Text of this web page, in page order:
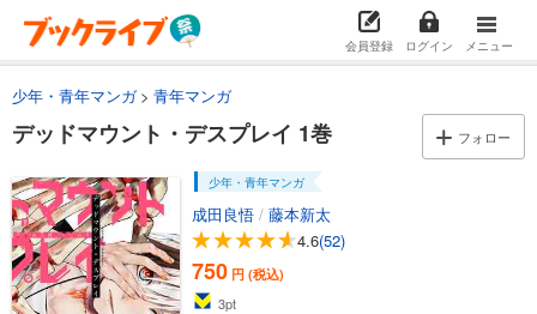
会員登録 ログイン メニュー
少年・青年マンガ 青年マンガ
デッドマウント・デスプレイ 1巻 フォロー
少年・青年マンガ
成田良悟 / 藤本新太
4.6(52)
750 円 (税込)
3pt